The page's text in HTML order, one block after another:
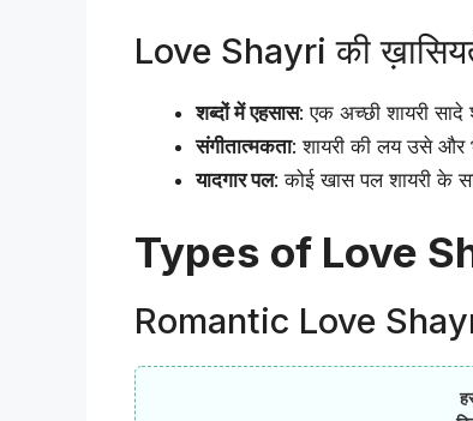
Love Shayri की
शब्दों में एहसास: एक अच्छी शायरी
संगीतात्मकता: शायरी की लय उसे और
यादगार पल: कोई खास पल शायरी के
Types of Love
Romantic Love